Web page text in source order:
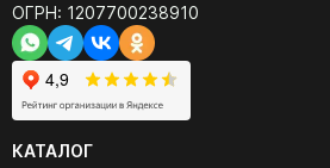
ОГРН: 1207700238910
КАТАЛОГ